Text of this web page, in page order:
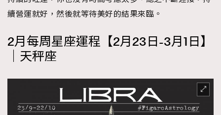
TRENDING
EmpowerF
FashionWeek FigaroAesthetic
續營運就好，然後就等待美好的結果來臨。
2月每周星座運程【2月23日-3月1日】
｜天秤座